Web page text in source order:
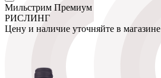
Мильстрим Премиум
РИСЛИНГ
Цену и наличие уточняйте в магазине